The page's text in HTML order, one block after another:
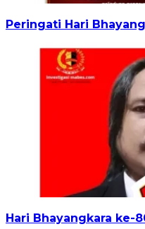
Peringati Hari
Hari Bhayangkara ke-